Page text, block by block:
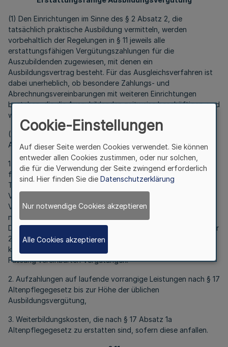
(1) Den Einrichtungen im Sinne des § 2 Absatz 2, die
tatsächlich praktische Ausbildung vermitteln, werden
vorbehaltlich der Regelungen in § 11 jeweils alle
erstattungsfähigen Vergütungszahlungen für die
Auszubildenden zugewiesen, mit denen ein
Ausbildungsvertrag besteht. Für das Ausgleichsverfahren ist
dabei unerheblich, ob besondere Zahlungs- und
Abrechnungsvereinbarungen mit weiteren Einrichtungen
bestehen, die die Auszubildenden zeitweise beschäftigen, und
wer die Zahlung geleistet hat.
(2) Folgende während des Erhebungsjahres gezahlten
Ausbildungsvergütungen sind erstattungsfähig:
1. Vergütungszahlungen für Auszubildende auf Grundlage der
für die Einrichtungen maßgeblichen Tarifverträge. Sofern kein
Tarifvertrag zur Anwendung kommt, sind die
Vergütungszahlungen auf die tatsächlich vereinbarten
Vergütungszahlungen begrenzt, maximal bis zur Höhe der
nach dem Tarifvertrag für Auszubildende des öffentlichen
Dienstes (TVAöD) - besonderer Teil Pflege vom 13. September
2005 (geschlossen mit dem Bund und der Vereinigung
kommunaler Arbeitgeberverbände) in der jeweils geltenden
Fassung vereinbarten Vergütungen.
2. Aufzahlungen auf laufende vorrangige Leistungen nach § 17
Altenpflegegesetz bis zur Höhe der üblichen
Ausbildungsvergütung,
3. Weiterbildungskosten, die nach § 17 Absatz 1a
Altenpflegegesetz zu erstatten sind, sofern diese anfallen.
Cookie-Einstellungen
Auf dieser Seite werden Cookies verwendet. Sie können
entweder allen Cookies zustimmen, oder nur solchen,
die für die Verwendung der Seite zwingend erforderlich
sind. Hier finden Sie die Datenschutzerklärung
Nur notwendige Cookies akzeptieren
Alle Cookies akzeptieren